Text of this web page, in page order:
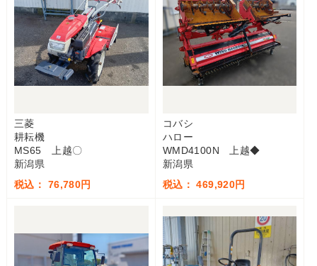
三菱
耕耘機
MS65 上越〇
新潟県
税込： 76,780円
コバシ
ハロー
WMD4100N 上越◆
新潟県
税込： 469,920円